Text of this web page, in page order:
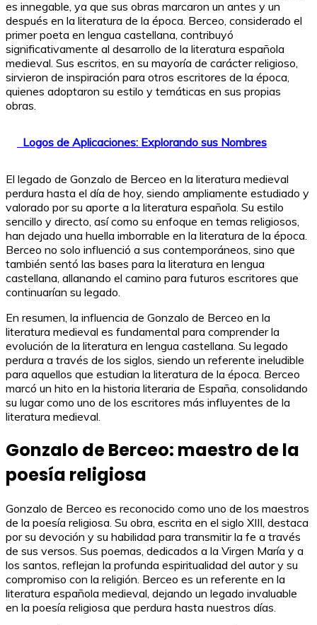
es innegable, ya que sus obras marcaron un antes y un
después en la literatura de la época. Berceo, considerado el
primer poeta en lengua castellana, contribuyó
significativamente al desarrollo de la literatura española
medieval. Sus escritos, en su mayoría de carácter religioso,
sirvieron de inspiración para otros escritores de la época,
quienes adoptaron su estilo y temáticas en sus propias
obras.
Logos de Aplicaciones: Explorando sus Nombres
El legado de Gonzalo de Berceo en la literatura medieval
perdura hasta el día de hoy, siendo ampliamente estudiado y
valorado por su aporte a la literatura española. Su estilo
sencillo y directo, así como su enfoque en temas religiosos,
han dejado una huella imborrable en la literatura de la época.
Berceo no solo influenció a sus contemporáneos, sino que
también sentó las bases para la literatura en lengua
castellana, allanando el camino para futuros escritores que
continuarían su legado.
En resumen, la influencia de Gonzalo de Berceo en la
literatura medieval es fundamental para comprender la
evolución de la literatura en lengua castellana. Su legado
perdura a través de los siglos, siendo un referente ineludible
para aquellos que estudian la literatura de la época. Berceo
marcó un hito en la historia literaria de España, consolidando
su lugar como uno de los escritores más influyentes de la
literatura medieval.
Gonzalo de Berceo: maestro de la
poesía religiosa
Gonzalo de Berceo es reconocido como uno de los maestros
de la poesía religiosa. Su obra, escrita en el siglo XIII, destaca
por su devoción y su habilidad para transmitir la fe a través
de sus versos. Sus poemas, dedicados a la Virgen María y a
los santos, reflejan la profunda espiritualidad del autor y su
compromiso con la religión. Berceo es un referente en la
literatura española medieval, dejando un legado invaluable
en la poesía religiosa que perdura hasta nuestros días.